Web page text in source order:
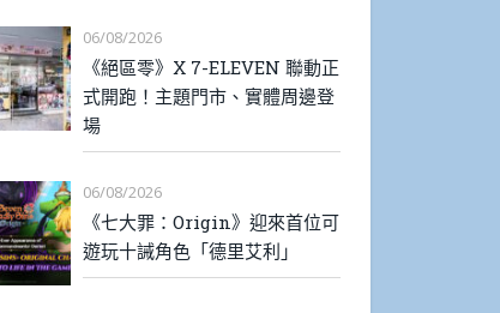
06/08/2026
《絕區零》X 7-ELEVEN 聯動正
式開跑！主題門市、實體周邊登
場
06/08/2026
《七大罪：Origin》迎來首位可
遊玩十誡角色「德里艾利」